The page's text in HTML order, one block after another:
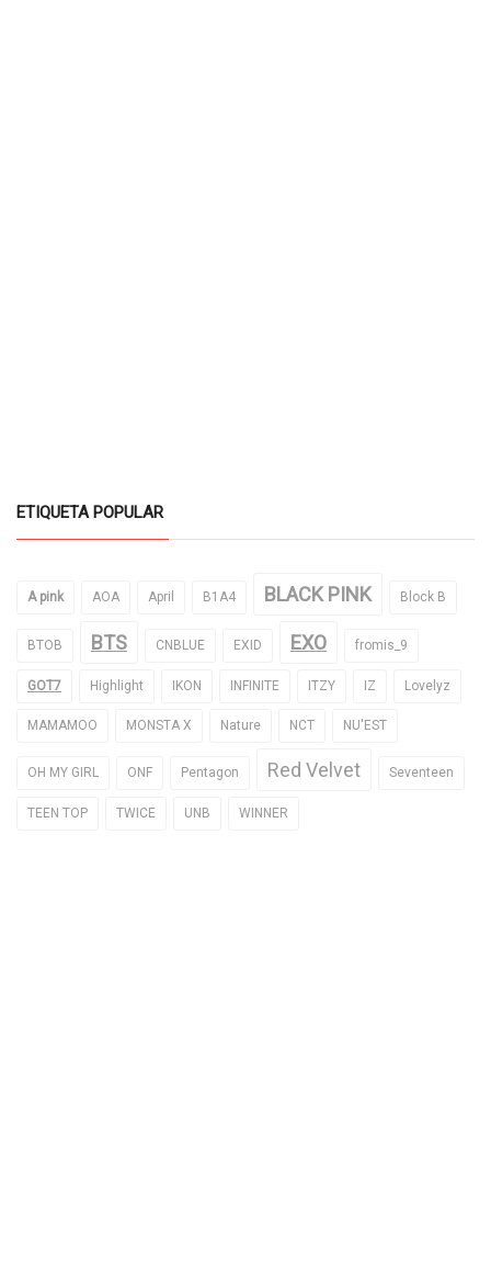
ETIQUETA POPULAR
A pink AOA April B1A4 BLACK PINK Block B
BTOB BTS CNBLUE EXID EXO fromis_9
GOT7 Highlight IKON INFINITE ITZY IZ Lovelyz
MAMAMOO MONSTA X Nature NCT NU'EST
OH MY GIRL ONF Pentagon Red Velvet Seventeen
TEEN TOP TWICE UNB WINNER